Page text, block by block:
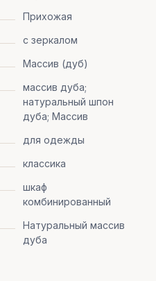
Прихожая
с зеркалом
Массив (дуб)
массив дуба;
натуральный шпон
дуба; Массив
для одежды
классика
шкаф
комбинированный
Натуральный массив
дуба